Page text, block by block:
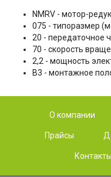
NMRV - мотор-
075 - типоразмер
20 - передаточное
70 - скорость
2,2 - мощность
B3 - монтажное
О компании
Прайсы
Контакты